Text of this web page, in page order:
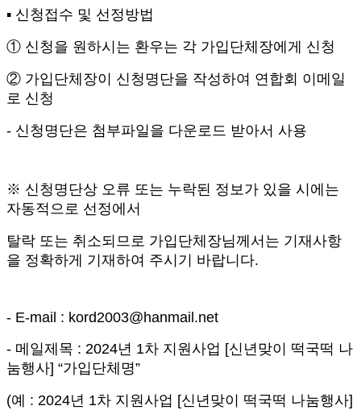
▪ 신청접수 및 선정방법
① 신청을 원하시는 환우는 각 가입단체장에게 신청
② 가입단체장이 신청명단을 작성하여 연합회 이메일
로 신청
- 신청명단은 첨부파일을 다운로드 받아서 사용
※ 신청명단상 오류 또는 누락된 정보가 있을 시에는
자동적으로 선정에서
탈락 또는 취소되므로 가입단체장님께서는 기재사항
을 정확하게 기재하여 주시기 바랍니다.
- E-mail : kord2003@hanmail.net
- 메일제목 : 2024년 1차 지원사업 [신년맞이 떡국떡 나
눔행사] “가입단체명”
(예 : 2024년 1차 지원사업 [신년맞이 떡국떡 나눔행사]